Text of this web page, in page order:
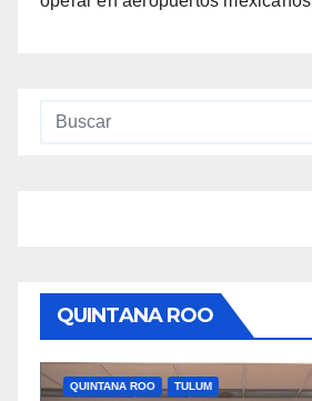
QUINTANA ROO
QUINTANA ROO TULUM